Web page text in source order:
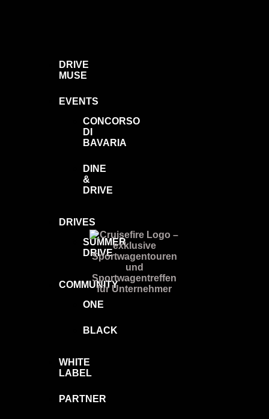
DRIVE
MUSE
EVENTS
CONCORSO
DI
BAVARIA
DINE
&
DRIVE
DRIVES
SUMMER
DRIVE
COMMUNITY
ONE
BLACK
WHITE
LABEL
PARTNER